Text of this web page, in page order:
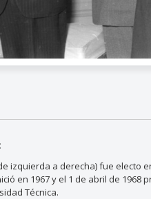
izquierda a derecha) fue electo
en 1967 y el 1 de abril de
Técnica.